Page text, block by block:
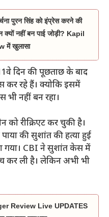
पुरन सिंह को इंप्रेस करने की
क्यों नहीं बन पाई जोड़ी? Kapil
में खुलासा
दिन की पूछताछ के बाद
रहे हैं। क्योकि इसमें
नहीं बन रहा।
को रीक्रिएट कर चुकी है।
की सुशांत की हत्या हुई
गया। CBI ने सुशांत केस में
कर ली है। लेकिन अभी भी
Review Live UPDATES